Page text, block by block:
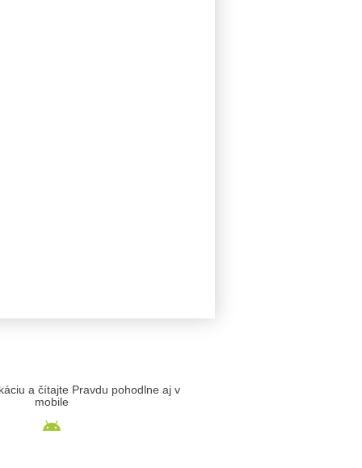
a čítajte Pravdu pohodlne aj v
mobile